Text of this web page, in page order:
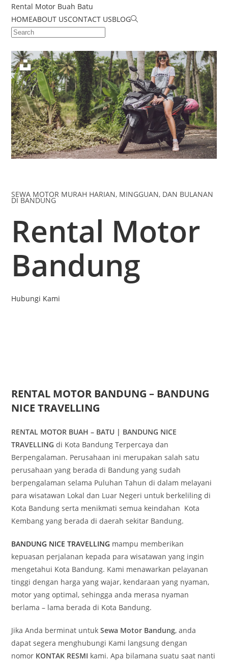
Rental Motor Buah Batu
HOMEABOUT USCONTACT USBLOG
SEWA MOTOR MURAH HARIAN, MINGGUAN, DAN BULANAN
DI BANDUNG
Rental Motor
Bandung
Hubungi Kami
RENTAL MOTOR BANDUNG – BANDUNG
NICE TRAVELLING
RENTAL MOTOR BUAH – BATU | BANDUNG NICE
TRAVELLING di Kota Bandung Terpercaya dan
Berpengalaman. Perusahaan ini merupakan salah satu
perusahaan yang berada di Bandung yang sudah
berpengalaman selama Puluhan Tahun di dalam melayani
para wisatawan Lokal dan Luar Negeri untuk berkeliling di
Kota Bandung serta menikmati semua keindahan Kota
Kembang yang berada di daerah sekitar Bandung.
BANDUNG NICE TRAVELLING mampu memberikan
kepuasan perjalanan kepada para wisatawan yang ingin
mengetahui Kota Bandung. Kami menawarkan pelayanan
tinggi dengan harga yang wajar, kendaraan yang nyaman,
motor yang optimal, sehingga anda merasa nyaman
berlama – lama berada di Kota Bandung.
Jika Anda berminat untukSewa Motor Bandung, anda
dapat segera menghubungi Kami langsung dengan
nomor KONTAK RESMI kami. Apa bilamana suatu saat nanti